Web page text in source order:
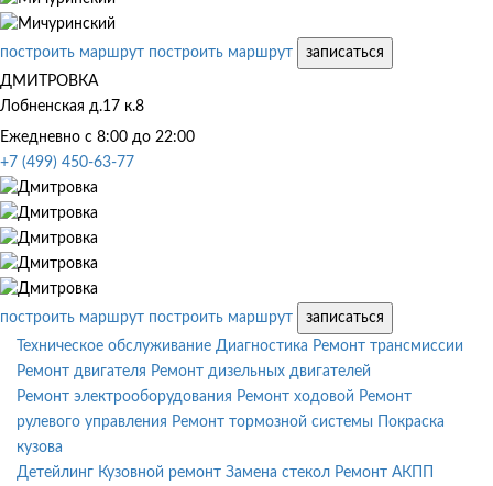
построить маршрут построить маршрут
записаться
ДМИТРОВКА
Лобненская д.17 к.8
Ежедневно с 8:00 до 22:00
+7 (499) 450-63-77
построить маршрут построить маршрут
записаться
Техническое обслуживание Диагностика Ремонт трансмиссии
Ремонт двигателя Ремонт дизельных двигателей
Ремонт электрооборудования Ремонт ходовой Ремонт
рулевого управления Ремонт тормозной системы
Покраска
кузова
Детейлинг Кузовной ремонт Замена стекол Ремонт АКПП